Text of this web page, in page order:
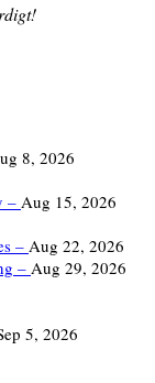
8, 2026
– Aug 15, 2026
– Aug 22, 2026
– Aug 29, 2026
5, 2026